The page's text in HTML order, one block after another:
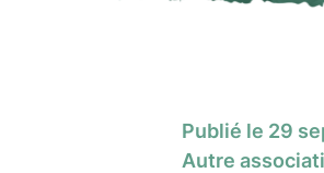
Publié le 29
Autre